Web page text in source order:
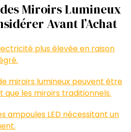
Miroirs Lumineux
Avant l’Achat
plus élevée en raison
miroirs lumineux peuvent être
que les miroirs traditionnels.
ampoules LED nécessitant un